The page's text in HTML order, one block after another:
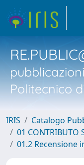
Politecnico
IRIS
Catalogo
01 CONTRIBUTO
01.2 Recensione